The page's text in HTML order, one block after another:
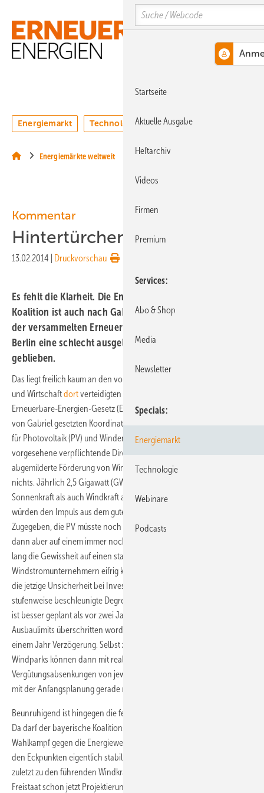
Hauptinhalt
Hauptmenü
SiteSearch
MENÜ
Energiemarkt Technologie Webinare
Energiemärkte weltweit
Kommentar
Hintertürchenpolitik
13.02.2014 Druckvorschau
Es fehlt die Klarheit. Die Energiepolitik der großen
Koalition ist auch nach Gabriels Rede am Dienstag vor
der versammelten Erneuerbare-Energien-Branche in
Berlin eine schlecht ausgeleuchtete unsichere Baustelle
geblieben.
Das liegt freilich kaum an den vom neuen Superminister für Energie
und Wirtschaftdortverteidigten „Eckpunkten“ einer Reform am
Erneuerbare-Energien-Gesetz (EEG). Im Gegenteil: Zwischen diesen
von Gabriel gesetzten Koordinaten bliebe eigentlich genügend Raum
für Photovoltaik (PV) und Windenergie. Daran ändern selbst die
vorgesehene verpflichtende Direktvermarktung und eine
abgemilderte Förderung von Windparks an windreichen Standorten
nichts. Jährlich 2,5 Gigawatt (GW) mehr Leistung sowohl für
Sonnenkraft als auch Windkraft an Land plus 800 Megawatt Offshore
würden den Impuls aus dem guten Ausbaujahr 2013 beibehalten.
Zugegeben, die PV müsste noch einmal etwas Federn lassen, hätte
dann aber auf einem immer noch beachtlichen Niveau viele Jahre
lang die Gewissheit auf einen stabilen Zubau. Nicht einmal der von
Windstromunternehmern eifrig kritisierte atmende Deckel begründet
die jetzige Unsicherheit bei Investoren und Industrie. Denn die
stufenweise beschleunigte Degression der Vergütung von Windparks
ist besser geplant als vor zwei Jahren bei PV. Sobald weitere
Ausbaulimits überschritten worden sind, erfolgt sie moderat – und mit
einem Jahr Verzögerung. Selbst zwei bis dreijährig projektierte
Windparks können dann mit realistischerweise bis zu zwei
Vergütungsabsenkungen von jeweils maximal 0,4 Prozent verglichen
mit der Anfangsplanung gerade noch zurechtkommen.
Beunruhigend ist hingegen die fehlende politische Rückendeckung:
Da darf der bayerische Koalitionspartner CSU fast ungestört
Wahlkampf gegen die Energiewende machen, die doch angeblich mit
den Eckpunkten eigentlich stabilisiert werden soll. So kommen in dem
zuletzt zu den führenden Windkraft-Ausbauländern zählenden
Freistaat schon jetzt Projektierungen jäh zum Stillstand, weil Seehofer
Search
Startseite
Aktuelle Ausgabe
Heftarchiv
Videos
Firmen
Premium
Services
Abo & Shop
Media
Newsletter
Specials
Energiemarkt
Technologie
Webinare
Podcasts